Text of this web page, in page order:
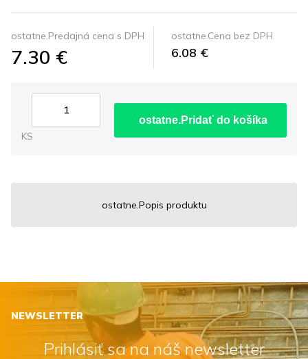
ostatne.Predajná cena s DPH
7.30 €
ostatne.Cena bez DPH
6.08 €
KS
ostatne.Pridať do košíka
ostatne.Popis produktu
NEWSLETTER
Prihlásiť sa na náš newsletter